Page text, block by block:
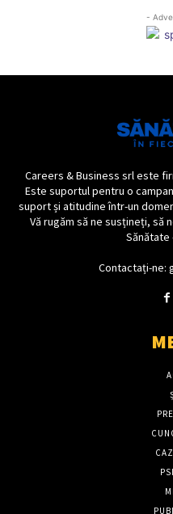
-
Careers & Business srl este
Este suportul pentru o
suport și atitudine într-un
Vă rugăm să ne susțineți, să
Sănătate
Contactați-ne: